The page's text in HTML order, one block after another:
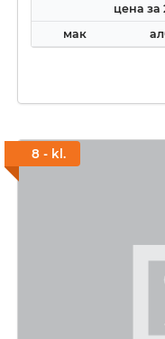
цена за
мак
8 - kl.